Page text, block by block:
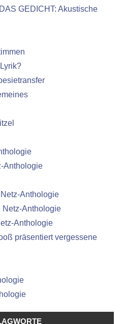
GEDICHT: Akustische
Anthologie
Anthologie
Netz-Anthologie
Anthologie
präsentiert vergessene